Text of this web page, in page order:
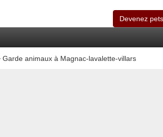
Devenez
Garde animaux à Magnac-lavalette-villars